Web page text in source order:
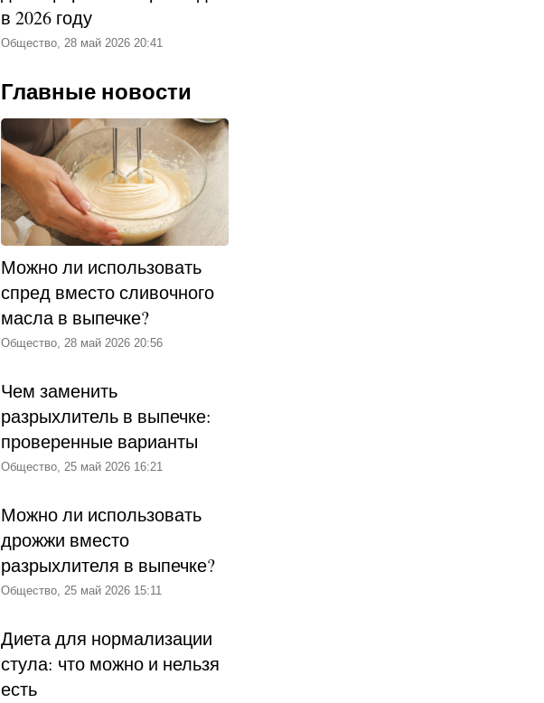
в 2026 году
Общество, 28 май 2026 20:41
Главные новости
Можно ли использовать
спред вместо сливочного
масла в выпечке?
Общество, 28 май 2026 20:56
Чем заменить
разрыхлитель в выпечке:
проверенные варианты
Общество, 25 май 2026 16:21
Можно ли использовать
дрожжи вместо
разрыхлителя в выпечке?
Общество, 25 май 2026 15:11
Диета для нормализации
стула: что можно и нельзя
есть